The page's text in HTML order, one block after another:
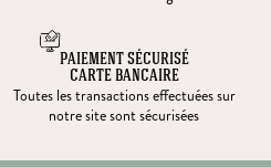
PAIEMENT SÉCURISÉ
CARTE BANCAIRE
Toutes les transactions effectuées sur
notre site sont sécurisées